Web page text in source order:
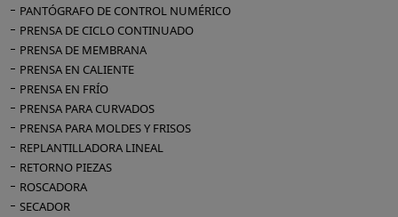
PANTÓGRAFO DE CONTROL NUMÉRICO
PRENSA DE CICLO CONTINUADO
PRENSA DE MEMBRANA
PRENSA EN CALIENTE
PRENSA EN FRÍO
PRENSA PARA CURVADOS
PRENSA PARA MOLDES Y FRISOS
REPLANTILLADORA LINEAL
RETORNO PIEZAS
ROSCADORA
SECADOR